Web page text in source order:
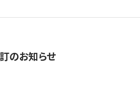
のお知らせ